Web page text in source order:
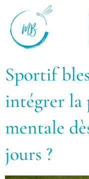
Sportif
intégrer la
mentale
jours ?